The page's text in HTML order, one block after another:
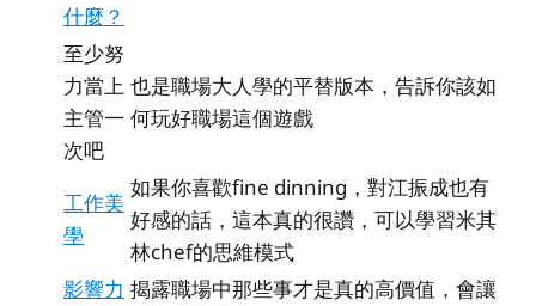
什麼？
至少努
力當上
主管一
次吧
也是職場大人學的平替版本，告訴你該如
何玩好職場這個遊戲
工作美
學
如果你喜歡fine dinning，對江振成也有
好感的話，這本真的很讚，可以學習米其
林chef的思維模式
影響力 揭露職場中那些事才是真的高價值，會讓